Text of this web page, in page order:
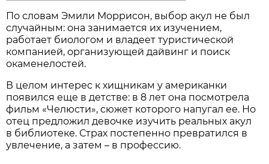
По словам Эмили Моррисон, выбор акул не был
случайным: она занимается их изучением,
работает биологом и владеет туристической
компанией, организующей дайвинг и поиск
окаменелостей.
В целом интерес к хищникам у американки
появился еще в детстве: в 8 лет она посмотрела
фильм «Челюсти», сюжет которого напугал ее. Но
отец предложил девочке изучить реальных акул
в библиотеке. Страх постепенно превратился в
увлечение, а затем – в профессию.